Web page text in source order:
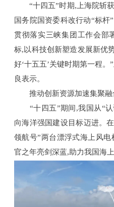
“十四五”时期,上海院斩获
国务院国资委科改行动“标杆
贯彻落实三峡集团工作会部
标,以科技创新塑造发展新优
好‘十五五’关键时期第一程
良表示。
推动创新资源加速集聚融
“十四五”期间,我国从“认
向海洋强国建设目标迈进。
领航号”两台漂浮式海上风
官之年亮剑深蓝,助力我国海